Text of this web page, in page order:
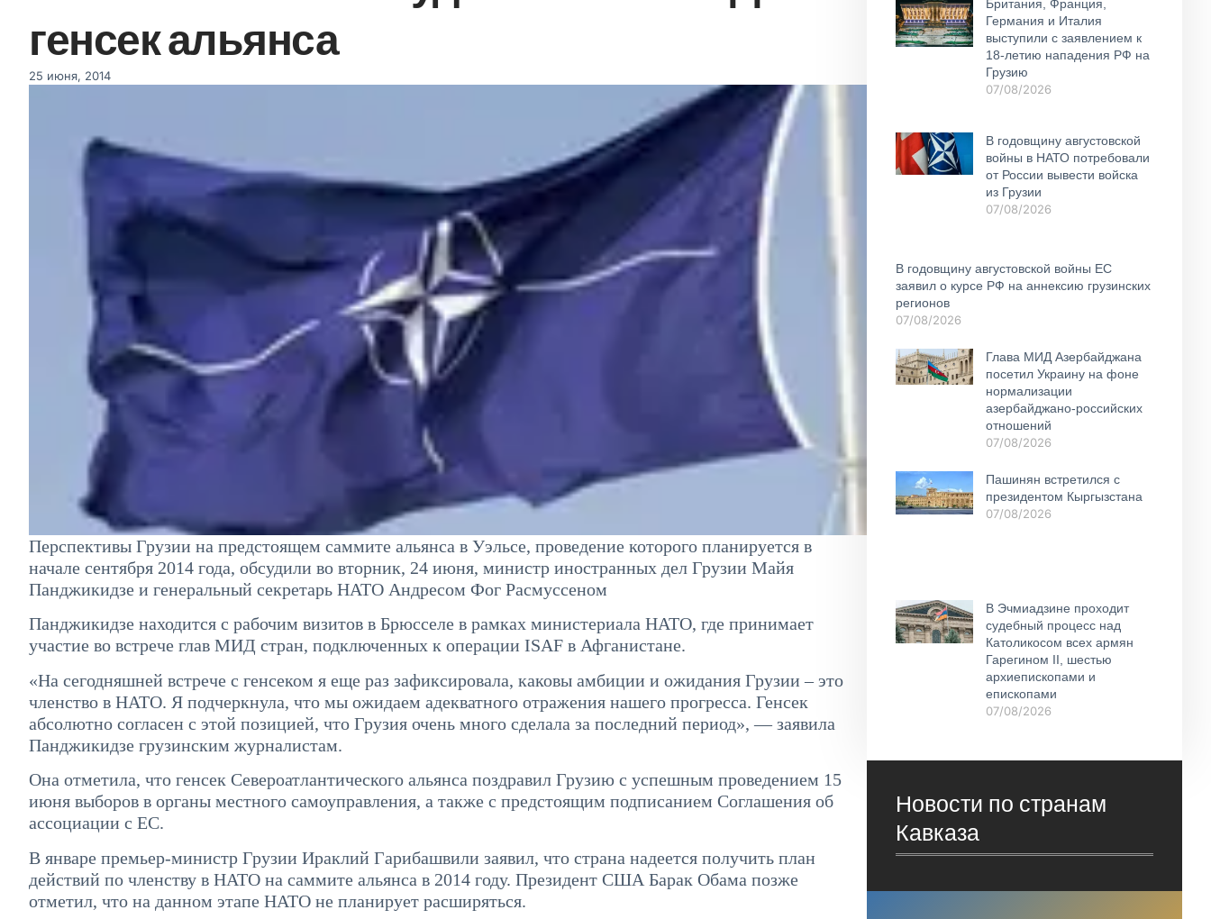
генсек альянса
25 июня, 2014
Перспективы Грузии на предстоящем саммите альянса в Уэльсе, проведение которого планируется в
начале сентября 2014 года, обсудили во вторник, 24 июня, министр иностранных дел Грузии Майя
Панджикидзе и генеральный секретарь НАТО Андресом Фог Расмуссеном
Панджикидзе находится с рабочим визитов в Брюсселе в рамках министериала НАТО, где принимает
участие во встрече глав МИД стран, подключенных к операции ISAF в Афганистане.
«На сегодняшней встрече с генсеком я еще раз зафиксировала, каковы амбиции и ожидания Грузии – это
членство в НАТО. Я подчеркнула, что мы ожидаем адекватного отражения нашего прогресса. Генсек
абсолютно согласен с этой позицией, что Грузия очень много сделала за последний период», — заявила
Панджикидзе грузинским журналистам.
Она отметила, что генсек Североатлантического альянса поздравил Грузию с успешным проведением 15
июня выборов в органы местного самоуправления, а также с предстоящим подписанием Соглашения об
ассоциации с ЕС.
В январе премьер-министр Грузии Ираклий Гарибашвили заявил, что страна надеется получить план
действий по членству в НАТО на саммите альянса в 2014 году. Президент США Барак Обама позже
отметил, что на данном этапе НАТО не планирует расширяться.
Британия, Франция,
Германия и Италия
выступили с заявлением к
18-летию нападения РФ на
Грузию
07/08/2026
В годовщину августовской
войны в НАТО потребовали
от России вывести войска
из Грузии
07/08/2026
В годовщину августовской войны ЕС
заявил о курсе РФ на аннексию грузинских
регионов
07/08/2026
Глава МИД Азербайджана
посетил Украину на фоне
нормализации
азербайджано-российских
отношений
07/08/2026
Пашинян встретился с
президентом Кыргызстана
07/08/2026
В Эчмиадзине проходит
судебный процесс над
Католикосом всех армян
Гарегином II, шестью
архиепископами и
епископами
07/08/2026
Новости по странам
Кавказа